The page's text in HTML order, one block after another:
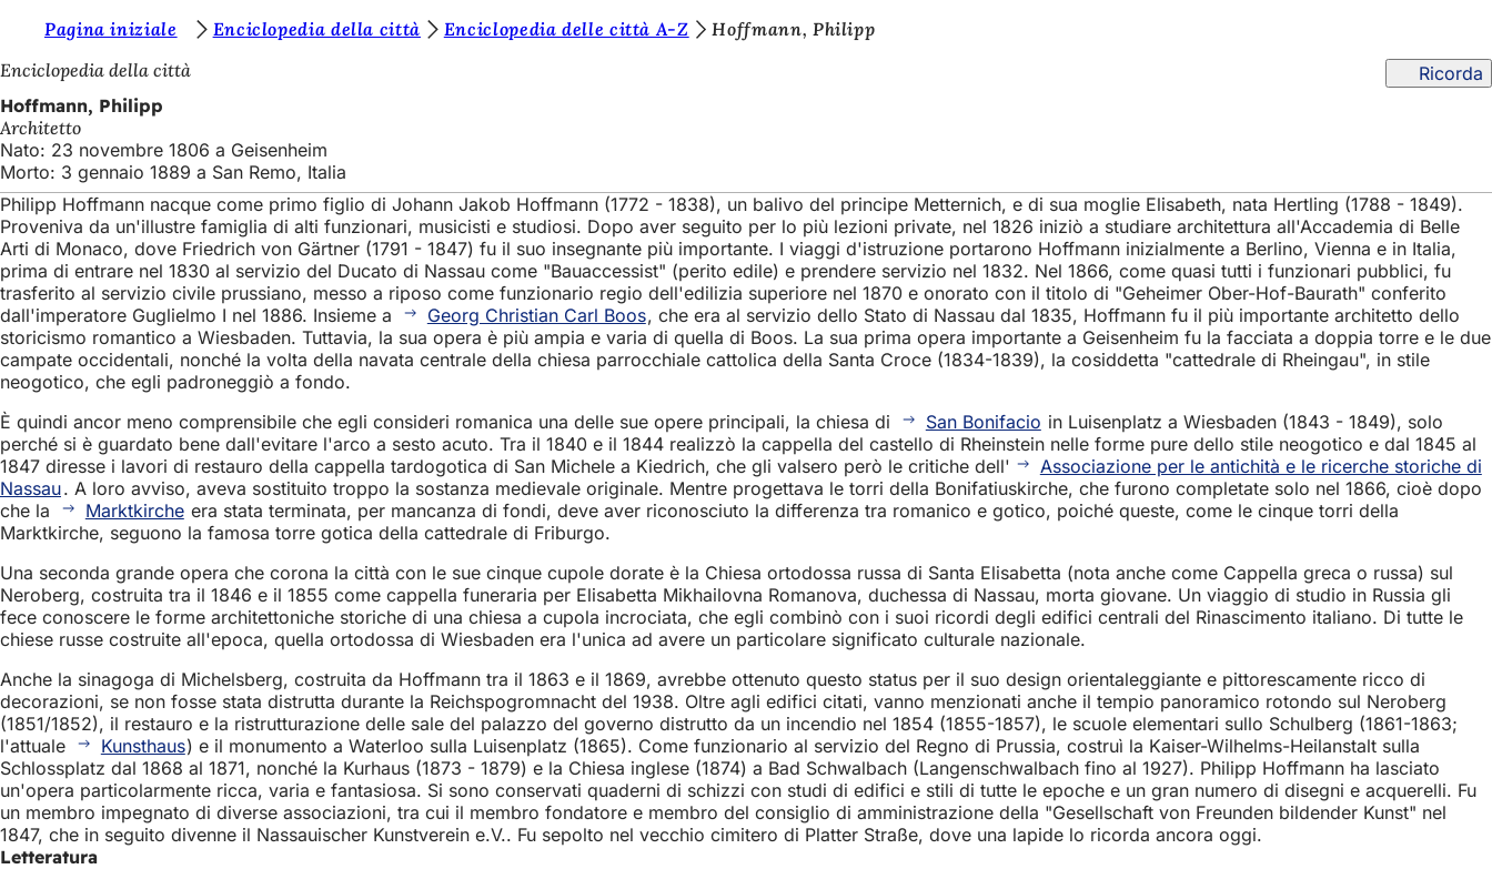
Vai al contenuto
i
e
t
e
q
u
i
:
Pagina iniziale Enciclopedia della città Enciclopedia delle città A-Z
Hoffmann, Philipp
Enciclopedia della città
Ricorda
Hoffmann, Philipp
Architetto
Nato: 23 novembre 1806 a Geisenheim
Morto: 3 gennaio 1889 a San Remo, Italia
Philipp Hoffmann nacque come primo figlio di Johann Jakob Hoffmann (1772 - 1838), un balivo del principe Metternich, e di sua moglie Elisabeth, nata Hertling (1788 - 1849).
Proveniva da un'illustre famiglia di alti funzionari, musicisti e studiosi. Dopo aver seguito per lo più lezioni private, nel 1826 iniziò a studiare architettura all'Accademia di Belle
Arti di Monaco, dove Friedrich von Gärtner (1791 - 1847) fu il suo insegnante più importante. I viaggi d'istruzione portarono Hoffmann inizialmente a Berlino, Vienna e in Italia,
prima di entrare nel 1830 al servizio del Ducato di Nassau come "Bauaccessist" (perito edile) e prendere servizio nel 1832. Nel 1866, come quasi tutti i funzionari pubblici, fu
trasferito al servizio civile prussiano, messo a riposo come funzionario regio dell'edilizia superiore nel 1870 e onorato con il titolo di "Geheimer Ober-Hof-Baurath" conferito
dall'imperatore Guglielmo I nel 1886. Insieme a
Georg Christian Carl Boos, che era al servizio dello Stato di Nassau dal 1835, Hoffmann fu il più importante architetto dello
storicismo romantico a Wiesbaden. Tuttavia, la sua opera è più ampia e varia di quella di Boos. La sua prima opera importante a Geisenheim fu la facciata a doppia torre e le due
campate occidentali, nonché la volta della navata centrale della chiesa parrocchiale cattolica della Santa Croce (1834-1839), la cosiddetta "cattedrale di Rheingau", in stile
neogotico, che egli padroneggiò a fondo.
È quindi ancor meno comprensibile che egli consideri romanica una delle sue opere principali, la chiesa di
San Bonifacio in Luisenplatz a Wiesbaden (1843 - 1849), solo
perché si è guardato bene dall'evitare l'arco a sesto acuto. Tra il 1840 e il 1844 realizzò la cappella del castello di Rheinstein nelle forme pure dello stile neogotico e dal 1845 al
1847 diresse i lavori di restauro della cappella tardogotica di San Michele a Kiedrich, che gli valsero però le critiche dell'
Associazione per le antichità e le ricerche storiche di
Nassau. A loro avviso, aveva sostituito troppo la sostanza medievale originale. Mentre progettava le torri della Bonifatiuskirche, che furono completate solo nel 1866, cioè dopo
che la
Marktkirche era stata terminata, per mancanza di fondi, deve aver riconosciuto la differenza tra romanico e gotico, poiché queste, come le cinque torri della
Marktkirche, seguono la famosa torre gotica della cattedrale di Friburgo.
Una seconda grande opera che corona la città con le sue cinque cupole dorate è la Chiesa ortodossa russa di Santa Elisabetta (nota anche come Cappella greca o russa) sul
Neroberg, costruita tra il 1846 e il 1855 come cappella funeraria per Elisabetta Mikhailovna Romanova, duchessa di Nassau, morta giovane. Un viaggio di studio in Russia gli
fece conoscere le forme architettoniche storiche di una chiesa a cupola incrociata, che egli combinò con i suoi ricordi degli edifici centrali del Rinascimento italiano. Di tutte le
chiese russe costruite all'epoca, quella ortodossa di Wiesbaden era l'unica ad avere un particolare significato culturale nazionale.
Anche la sinagoga di Michelsberg, costruita da Hoffmann tra il 1863 e il 1869, avrebbe ottenuto questo status per il suo design orientaleggiante e pittorescamente ricco di
decorazioni, se non fosse stata distrutta durante la Reichspogromnacht del 1938. Oltre agli edifici citati, vanno menzionati anche il tempio panoramico rotondo sul Neroberg
(1851/1852), il restauro e la ristrutturazione delle sale del palazzo del governo distrutto da un incendio nel 1854 (1855-1857), le scuole elementari sullo Schulberg (1861-1863;
l'attuale
Kunsthaus) e il monumento a Waterloo sulla Luisenplatz (1865). Come funzionario al servizio del Regno di Prussia, costruì la Kaiser-Wilhelms-Heilanstalt sulla
Schlossplatz dal 1868 al 1871, nonché la Kurhaus (1873 - 1879) e la Chiesa inglese (1874) a Bad Schwalbach (Langenschwalbach fino al 1927). Philipp Hoffmann ha lasciato
un'opera particolarmente ricca, varia e fantasiosa. Si sono conservati quaderni di schizzi con studi di edifici e stili di tutte le epoche e un gran numero di disegni e acquerelli. Fu
un membro impegnato di diverse associazioni, tra cui il membro fondatore e membro del consiglio di amministrazione della "Gesellschaft von Freunden bildender Kunst" nel
1847, che in seguito divenne il Nassauischer Kunstverein e.V.. Fu sepolto nel vecchio cimitero di Platter Straße, dove una lapide lo ricorda ancora oggi.
Letteratura